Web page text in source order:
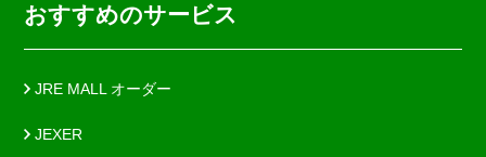
おすすめのサービス
JRE MALL オーダー
JEXER